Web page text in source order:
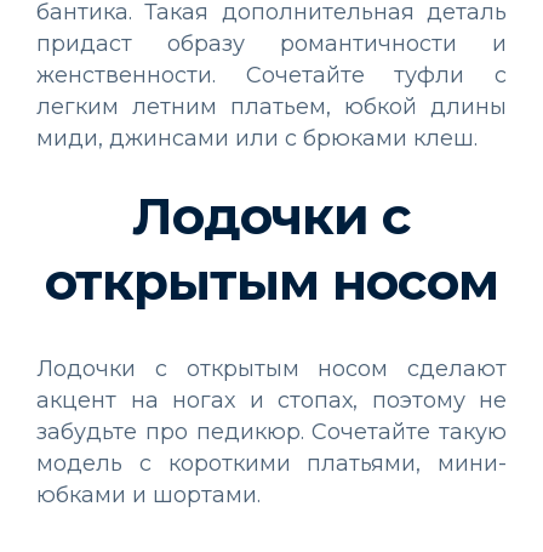
бантика. Такая дополнительная деталь
придаст образу романтичности и
женственности. Сочетайте туфли с
легким летним платьем, юбкой длины
миди, джинсами или с брюками клеш.
Лодочки с
открытым носом
Лодочки с открытым носом сделают
акцент на ногах и стопах, поэтому не
забудьте про педикюр. Сочетайте такую
модель с короткими платьями, мини-
юбками и шортами.